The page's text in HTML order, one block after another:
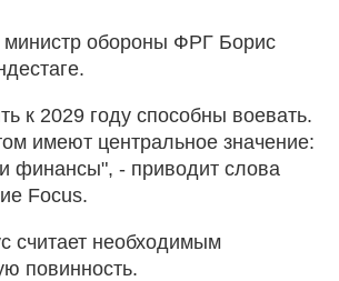
министр обороны ФРГ Борис
к 2029 году способны воевать.
имеют центральное значение:
финансы", - приводит слова
Focus.
считает необходимым
повинность.